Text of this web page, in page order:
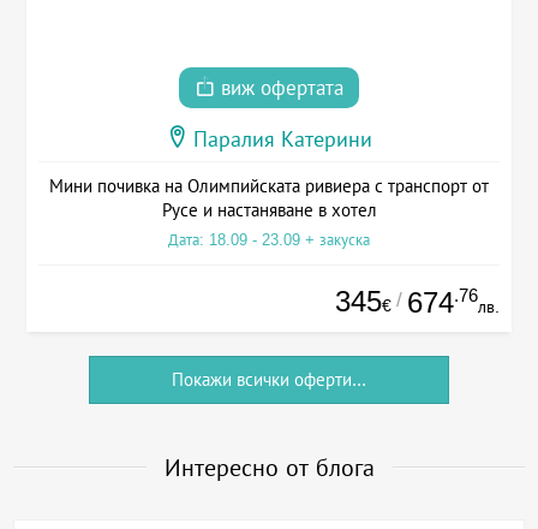
виж офертата
Паралия Катерини
Мини почивка на Олимпийската ривиера с транспорт от
Русе и настаняване в хотел
Дата: 18.09 - 23.09 + закуска
345€ / 674.76
лв.
Покажи всички оферти...
Интересно от блога